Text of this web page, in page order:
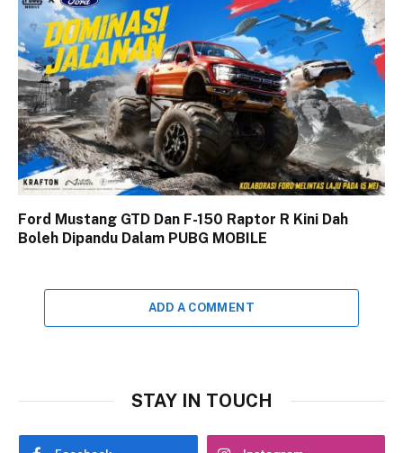
Ford Mustang GTD Dan F-150 Raptor R Kini Dah
Boleh Dipandu Dalam PUBG MOBILE
ADD A COMMENT
STAY IN TOUCH